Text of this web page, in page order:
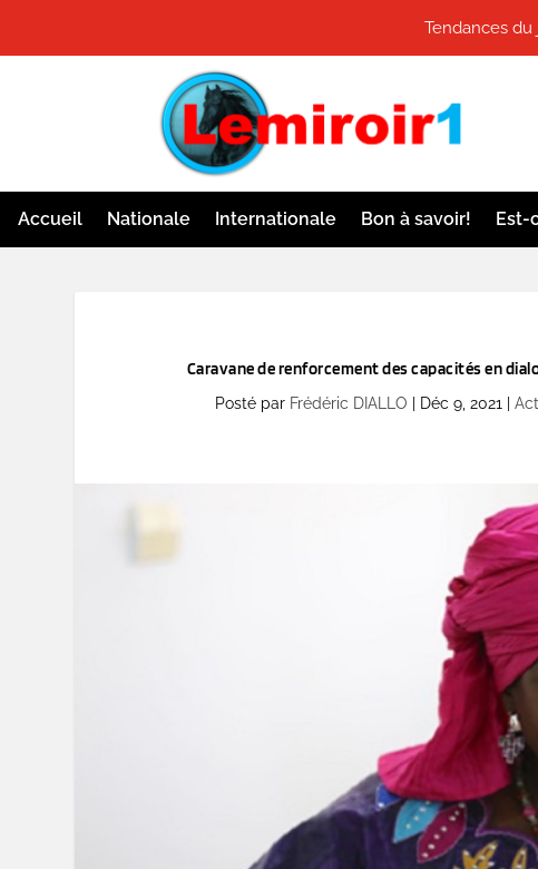
Tendances du
Accueil Nationale Internationale Bon à savoir! Est-
Caravane de renforcement des capacités en
Posté par Frédéric DIALLO Déc 9, 2021